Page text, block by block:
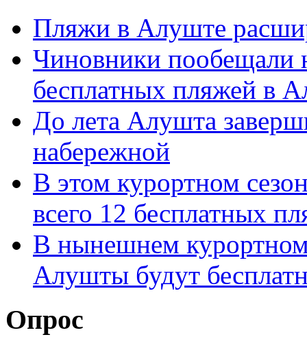
Пляжи в Алуште
Чиновники пообещали
бесплатных пляжей в
До лета Алушта
набережной
В этом курортном
всего 12 бесплатных
В нынешнем
Алушты будут
Опрос